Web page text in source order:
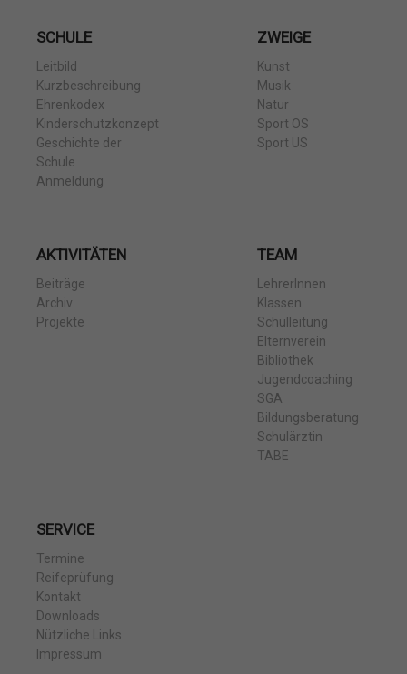
SCHULE
Leitbild
Kurzbeschreibung
Ehrenkodex
Kinderschutzkonzept
Geschichte der
Schule
Anmeldung
ZWEIGE
Kunst
Musik
Natur
Sport OS
Sport US
AKTIVITÄTEN
Beiträge
Archiv
Projekte
TEAM
LehrerInnen
Klassen
Schulleitung
Elternverein
Bibliothek
Jugendcoaching
SGA
Bildungsberatung
Schulärztin
TABE
SERVICE
Termine
Reifeprüfung
Kontakt
Downloads
Nützliche Links
Impressum